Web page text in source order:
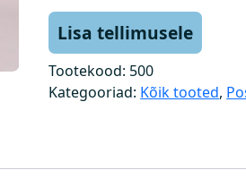
(
p
o
m
Lisa tellimusele
Tootekood: 500
Kategooriad: Kõik tooted,